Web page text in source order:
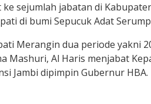
sejumlah jabatan di
di bumi Sepucuk Adat
Merangin dua periode yakni
Mashuri, Al Haris menjabat
Jambi dipimpin Gubernur HBA.